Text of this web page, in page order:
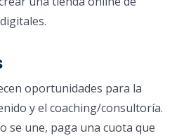
oportunidades para la
y el coaching/consultoría.
se une, paga una cuota que